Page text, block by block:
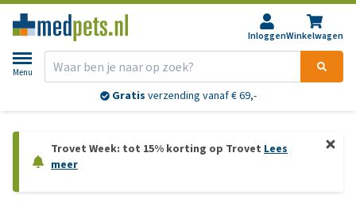
InloggenWinkelwagen
Menu
Gratis verzending vanaf € 69,-
Trovet Week: tot 15% korting op Trovet Lees
meer